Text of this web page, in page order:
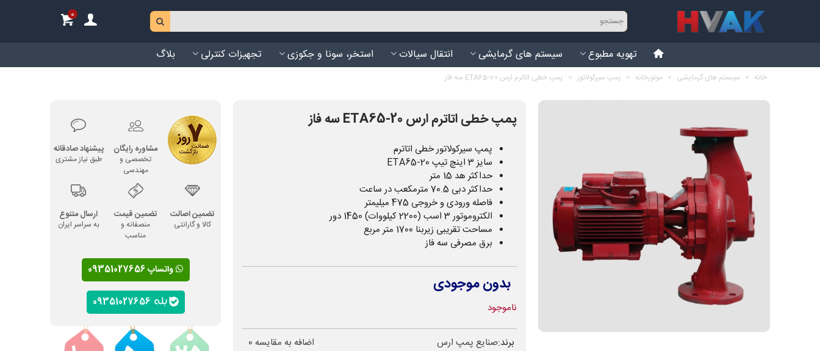
0
تهویه مطبوع سیستم های گرمایشی انتقال سیالات استخر، سونا و جکوزی تجهیزات کنترلی بلاگ
خانه > سیستم های گرمایشی > موتورخانه > پمپ سیرکولاتور > پمپ خطی اتاترم ارس ETA65-20 سه فاز
پمپ خطی اتاترم ارس ETA65-20 سه فاز
پمپ سیرکولاتور خطی اتاترم
سایز 3 اینچ تیپ ETA65-20
حداکثر هد 15 متر
حداکثر دبی 70.5 مترمکعب در ساعت
فاصله ورودی و خروجی 475 میلیمتر
الکتروموتور 3 اسب (2200 کیلووات) 1450 دور
مساحت تقریبی زیربنا 1700 متر مربع
برق مصرفی سه فاز
بدون موجودی
ناموجود
برند:صنایع پمپ ارس اضافه به مقایسه 0
مشاوره رایگان
تخصصی و
مهندسی
پیشنهاد صادقانه
طبق نیاز مشتری
تضمین اصالت
کالا و گارانتی
تضمین قیمت
منصفانه و
مناسب
ارسال متنوع
به سراسر ایران
واتساپ 09351027656